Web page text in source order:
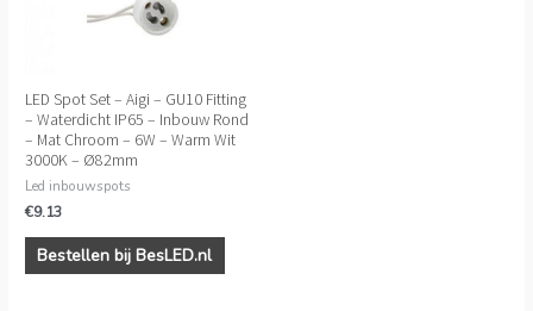
LED Spot Set – Aigi – GU10 Fitting
– Waterdicht IP65 – Inbouw Rond
– Mat Chroom – 6W – Warm Wit
3000K – Ø82mm
Led inbouwspots
€9.13
Bestellen bij BesLED.nl